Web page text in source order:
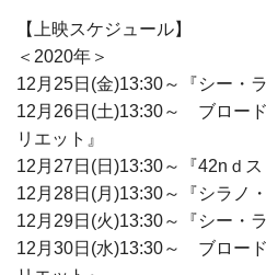
【上映スケジュール】
＜2020年＞
12月25日(金)13:30～『シー・
12月26日(土)13:30～ ブロー
リエット』
12月27日(日)13:30～『42nｄス
12月28日(月)13:30～『シラノ
12月29日(火)13:30～『シー・
12月30日(水)13:30～ ブロー